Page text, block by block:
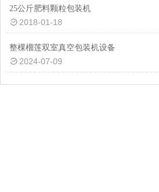
25公斤肥料颗粒包装机
2018-01-18
整棵榴莲双室真空包装机设备
2024-07-09